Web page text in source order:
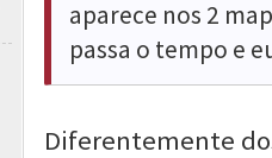
aparece nos 2
passa o tempo e
Diferentemente